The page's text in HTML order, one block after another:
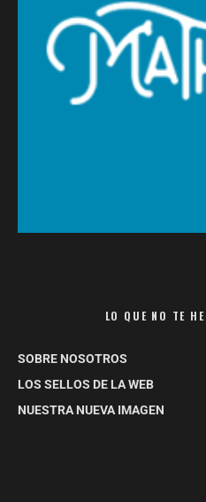
LO QUE NO TE
SOBRE NOSOTROS
LOS SELLOS DE LA WEB
NUESTRA NUEVA IMAGEN